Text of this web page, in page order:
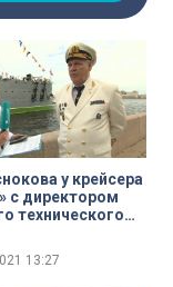
у крейсера
с директором
технического
Д. Н. Сенявина
Никитиным
13:27